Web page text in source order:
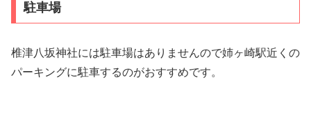
駐車場
椎津八坂神社には駐車場はありませんので姉ヶ崎駅近くの
パーキングに駐車するのがおすすめです。